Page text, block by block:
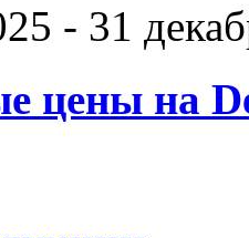
- 31
цены на